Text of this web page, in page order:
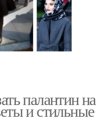
палантин на
и стильные